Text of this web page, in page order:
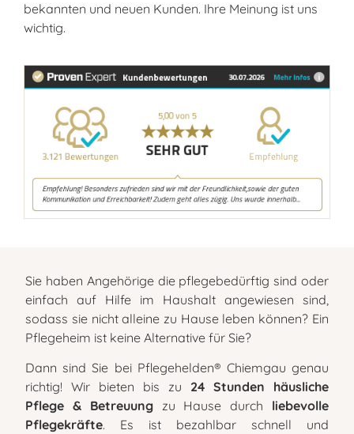
bekannten und neuen Kunden. Ihre Meinung ist uns
wichtig.
Sie haben Angehörige die pflegebedürftig sind oder
einfach auf Hilfe im Haushalt angewiesen sind,
sodass sie nicht alleine zu Hause leben können? Ein
Pflegeheim ist keine Alternative für Sie?
Dann sind Sie bei Pflegehelden® Chiemgau genau
richtig! Wir bieten bis zu 24 Stunden häusliche
Pflege & Betreuungzu Hause durch liebevolle
Pflegekräfte. Es ist bezahlbar schnell und